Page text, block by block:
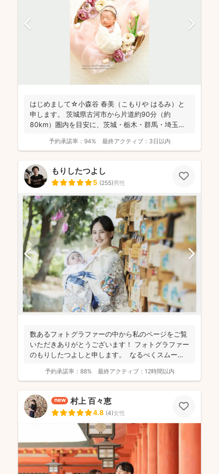
はじめまして☆小森谷 春美（こもりや はるみ）と
申します。 茨城県古河市から片道約90分（約
80km）圏内を目安に、茨城・栃木・群馬・埼玉
予約承諾率： 94% 最終アクティブ： 3日以内
もりしたつよし
5 (255)男性
数あるフォトグラファーの中から私のページをご覧
いただきありがとうございます！ フォトグラファー
のもりしたつよしと申します。 なるべくスムーズ
予約承諾率： 88% 最終アクティブ： 12時間以内
new 村上 百々恵
4.8 (4)女性